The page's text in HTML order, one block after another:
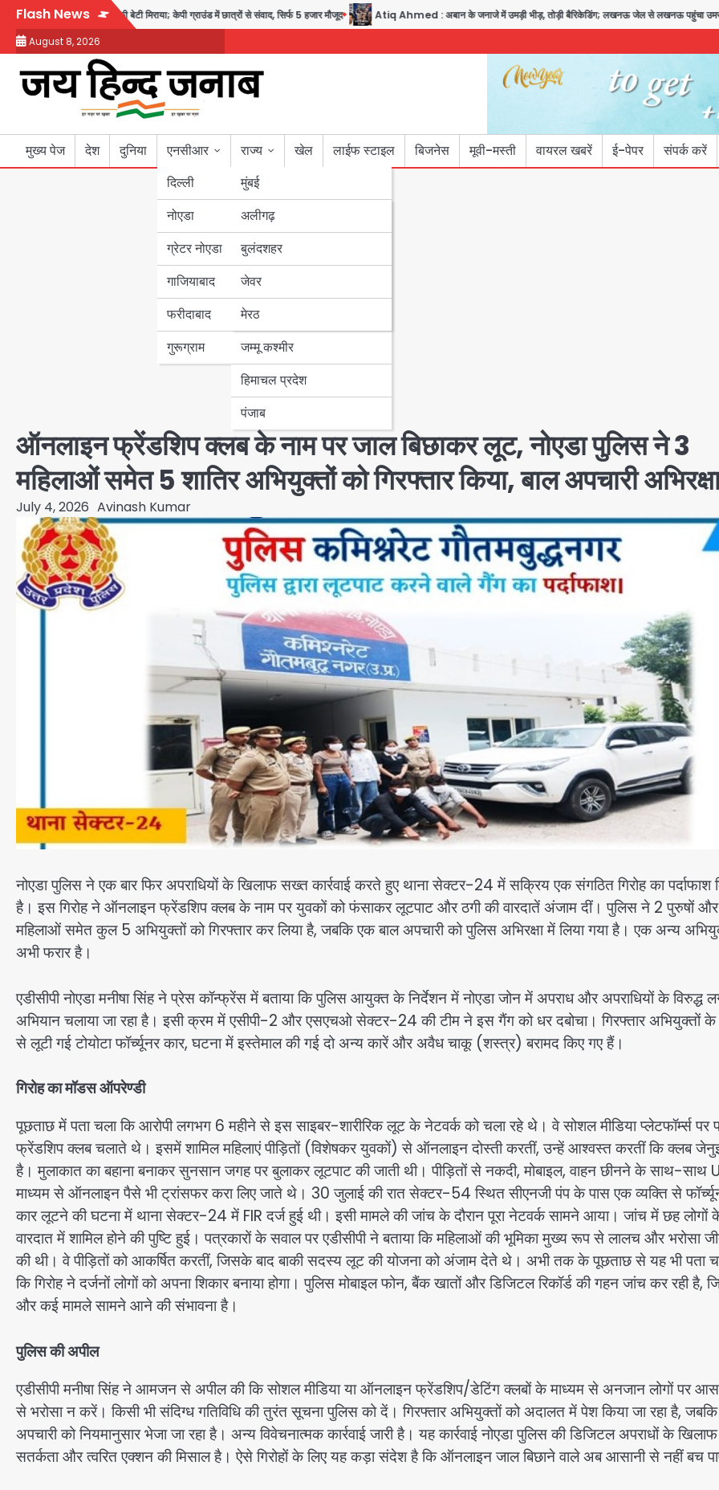
Skip
content
Flash News
में प्रियंका की बेटी मिराया; केपी ग्राउंड में छात्रों से संवाद, सिर्फ 5 हजार मौजूद Atiq Ahmed : अबान के जनाजे में उमड़ी भीड़, तोड़ी बैरिकेडिंग; लखनऊ जेल से लखनऊ पहुंचा उमर
August 8, 2026
मुख्य पेज देश दुनिया
एनसीआर
दिल्ली
नोएडा
ग्रेटर नोएडा
गाजियाबाद
फरीदाबाद
गुरूग्राम
राज्य
मुंबई
उत्तर प्रदेश
अलीगढ़
बुलंदशहर
जेवर
मेरठ
बिहार
पंजाब
हरियाणा
जम्मू कश्मीर
हिमाचल प्रदेश
पंजाब
खेल लाईफ स्टाइल बिजनेस मूवी-मस्ती वायरल खबरें ई-पेपर संपर्क करें
ऑनलाइन फ्रेंडशिप क्लब के नाम पर जाल बिछाकर लूट, नोएडा पुलिस ने 3
महिलाओं समेत 5 शातिर अभियुक्तों को गिरफ्तार किया, बाल अपचारी
July 4, 2026 Avinash Kumar
नोएडा पुलिस ने एक बार फिर अपराधियों के खिलाफ सख्त कार्रवाई करते हुए थाना सेक्टर-24 में सक्रिय एक संगठित गिरोह का पर्दाफाश
है। इस गिरोह ने ऑनलाइन फ्रेंडशिप क्लब के नाम पर युवकों को फंसाकर लूटपाट और ठगी की वारदातें अंजाम दीं। पुलिस ने 2 पुरुषों
महिलाओं समेत कुल 5 अभियुक्तों को गिरफ्तार कर लिया है, जबकि एक बाल अपचारी को पुलिस अभिरक्षा में लिया गया है। एक अन्य
अभी फरार है।
एडीसीपी नोएडा मनीषा सिंह ने प्रेस कॉन्फ्रेंस में बताया कि पुलिस आयुक्त के निर्देशन में नोएडा जोन में अपराध और अपराधियों के विरुद्ध
अभियान चलाया जा रहा है। इसी क्रम में एसीपी-2 और एसएचओ सेक्टर-24 की टीम ने इस गैंग को धर दबोचा। गिरफ्तार अभियुक्तों
से लूटी गई टोयोटा फॉर्च्यूनर कार, घटना में इस्तेमाल की गई दो अन्य कारें और अवैध चाकू (शस्त्र) बरामद किए गए हैं।
गिरोह का मॉडस ऑपरेण्डी
पूछताछ में पता चला कि आरोपी लगभग 6 महीने से इस साइबर-शारीरिक लूट के नेटवर्क को चला रहे थे। वे सोशल मीडिया प्लेटफॉर्म्स पर
फ्रेंडशिप क्लब चलाते थे। इसमें शामिल महिलाएं पीड़ितों (विशेषकर युवकों) से ऑनलाइन दोस्ती करतीं, उन्हें आश्वस्त करतीं कि क्लब
है। मुलाकात का बहाना बनाकर सुनसान जगह पर बुलाकर लूटपाट की जाती थी। पीड़ितों से नकदी, मोबाइल, वाहन छीनने के साथ-साथ
माध्यम से ऑनलाइन पैसे भी ट्रांसफर करा लिए जाते थे। 30 जुलाई की रात सेक्टर-54 स्थित सीएनजी पंप के पास एक व्यक्ति से
कार लूटने की घटना में थाना सेक्टर-24 में FIR दर्ज हुई थी। इसी मामले की जांच के दौरान पूरा नेटवर्क सामने आया। जांच में छह लोगों
वारदात में शामिल होने की पुष्टि हुई। पत्रकारों के सवाल पर एडीसीपी ने बताया कि महिलाओं की भूमिका मुख्य रूप से लालच और भरोसा
की थी। वे पीड़ितों को आकर्षित करतीं, जिसके बाद बाकी सदस्य लूट की योजना को अंजाम देते थे। अभी तक के पूछताछ से यह भी पता
कि गिरोह ने दर्जनों लोगों को अपना शिकार बनाया होगा। पुलिस मोबाइल फोन, बैंक खातों और डिजिटल रिकॉर्ड की गहन जांच कर रही है,
और कई मामले सामने आने की संभावना है।
पुलिस की अपील
एडीसीपी मनीषा सिंह ने आमजन से अपील की कि सोशल मीडिया या ऑनलाइन फ्रेंडशिप/डेटिंग क्लबों के माध्यम से अनजान लोगों पर
से भरोसा न करें। किसी भी संदिग्ध गतिविधि की तुरंत सूचना पुलिस को दें। गिरफ्तार अभियुक्तों को अदालत में पेश किया जा रहा है,
अपचारी को नियमानुसार भेजा जा रहा है। अन्य विवेचनात्मक कार्रवाई जारी है। यह कार्रवाई नोएडा पुलिस की डिजिटल अपराधों के खिलाफ
सतर्कता और त्वरित एक्शन की मिसाल है। ऐसे गिरोहों के लिए यह कड़ा संदेश है कि ऑनलाइन जाल बिछाने वाले अब आसानी से नहीं बच